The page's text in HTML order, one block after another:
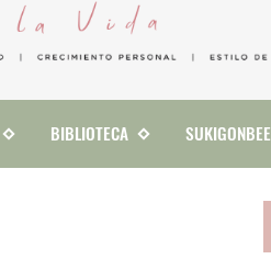
BIBLIOTECA SUKIGONBEE